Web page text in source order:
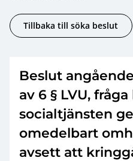
Tillbaka till söka beslut
Beslut
av 6 § LVU,
socialtjänsten
omedelbart
avsett att